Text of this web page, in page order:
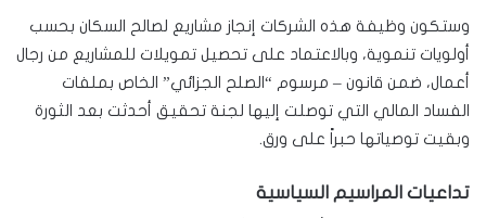
وستكون وظيفة هذه الشركات إنجاز مشاريع لصالح السكان بحسب
أولويات تنموية، وبالاعتماد على تحصيل تمويلات للمشاريع من رجال
أعمال، ضمن قانون – مرسوم “الصلح الجزائي” الخاص بملفات
الفساد المالي التي توصلت إليها لجنة تحقيق أحدثت بعد الثورة
وبقيت توصياتها حبراً على ورق.
تداعيات المراسيم السياسية